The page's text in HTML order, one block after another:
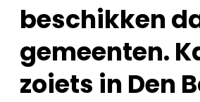
beschikken
gemeenten.
zoiets in Den